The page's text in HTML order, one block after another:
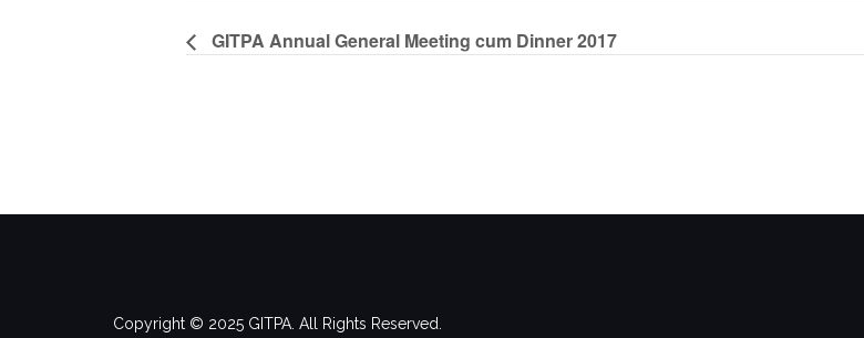
GITPA Annual General Meeting cum Dinner 2017
Copyright © 2025 GITPA. All Rights Reserved.